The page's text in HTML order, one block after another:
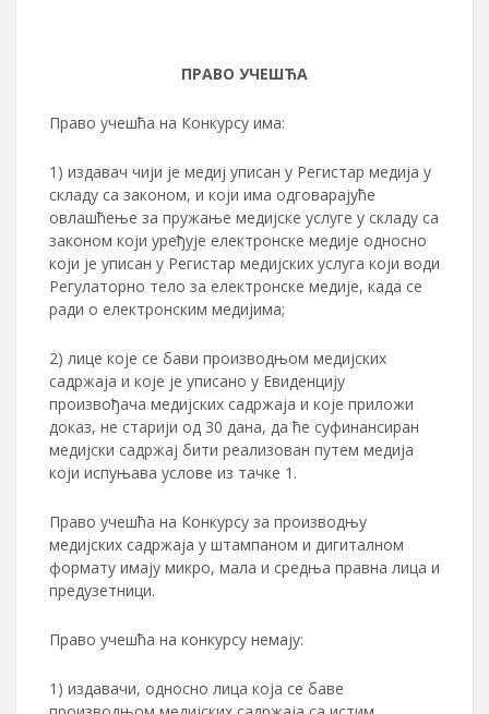
ПРАВО УЧЕШЋА
Право учешћа на Конкурсу има:
1) издавач чији је медиј уписан у Регистар медија у
складу са законом, и који има одговарајуће
овлашћење за пружање медијске услуге у складу са
законом који уређује електронске медије односно
који је уписан у Регистар медијских услуга који води
Регулаторно тело за електронске медије, када се
ради о електронским медијима;
2) лице које се бави производњом медијских
садржаја и које je уписано у Евиденцију
произвођача медијских садржаја и које приложи
доказ, не старији од 30 дана, да ће суфинансиран
медијски садржај бити реализован путем медија
који испуњава услове из тачке 1.
Право учешћа на Конкурсу за производњу
медијских садржаја у штампаном и дигиталном
формату имају микро, мала и средња правна лица и
предузетници.
Право учешћа на конкурсу немају:
1) издавачи, односно лица која се баве